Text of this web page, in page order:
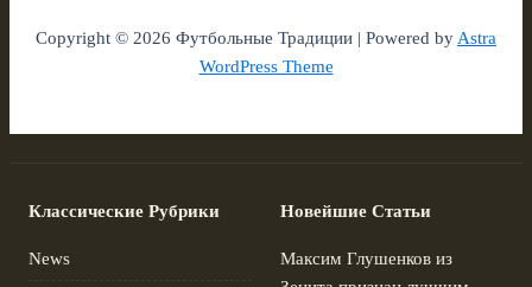
Copyright © 2026 Футбольные Традиции | Powered byAstra
WordPress Theme
Классические Рубрики
News
Новейшие Статьи
Максим Глушенков из